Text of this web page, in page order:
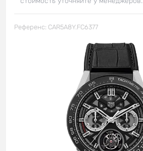
Референс: CAR5A8Y.FC6377